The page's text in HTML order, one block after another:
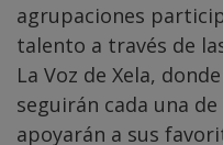
agrupaciones
talento a través de
La Voz de Xela,
seguirán cada una
apoyarán a sus